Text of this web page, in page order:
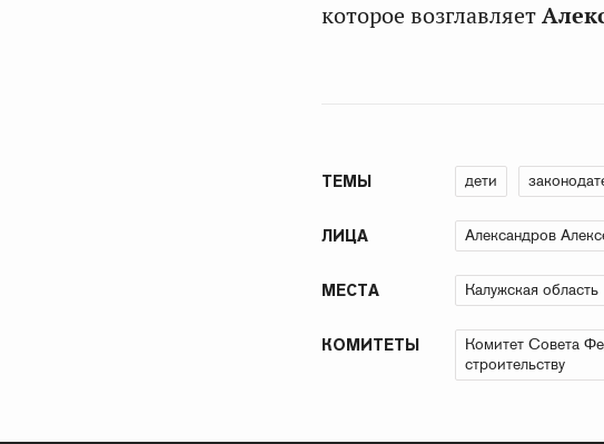
которое возглавляет
ТЕМЫ дети
ЛИЦА Александров
МЕСТА Калужская область
КОМИТЕТЫ
Комитет Совета
строительству